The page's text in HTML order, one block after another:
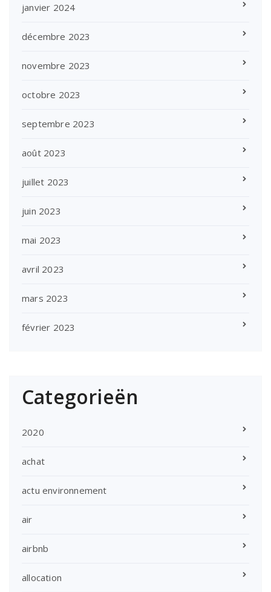
janvier 2024
décembre 2023
novembre 2023
octobre 2023
septembre 2023
août 2023
juillet 2023
juin 2023
mai 2023
avril 2023
mars 2023
février 2023
Categorieën
2020
achat
actu environnement
air
airbnb
allocation